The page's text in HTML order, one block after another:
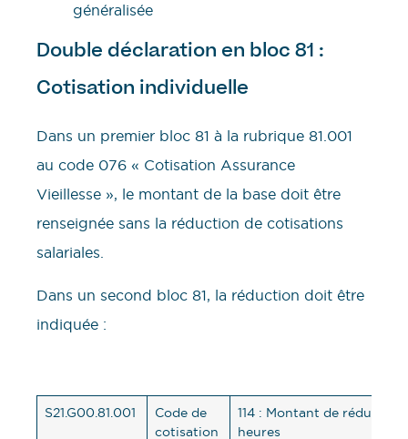
généralisée
Double déclaration en bloc 81 :
Cotisation individuelle
Dans un premier bloc 81 à la rubrique 81.001
au code 076 « Cotisation Assurance
Vieillesse », le montant de la base doit être
renseignée sans la réduction de cotisations
salariales.
Dans un second bloc 81, la réduction doit être
indiquée :
S21.G00.81.001
Code de
cotisation
114 : Montant de réduction
heures